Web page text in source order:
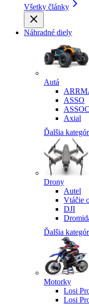
Všetky články
Náhradné diely
Autá
ASSO
Axial
Ďalšia
Drony
Autel
Vtáčie
DJI
Ďalšia
Motorky
Losi
Losi